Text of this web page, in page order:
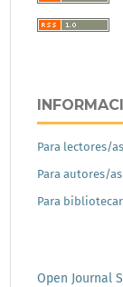
Para lectores/as
Para autores/as
Para
Open Journal